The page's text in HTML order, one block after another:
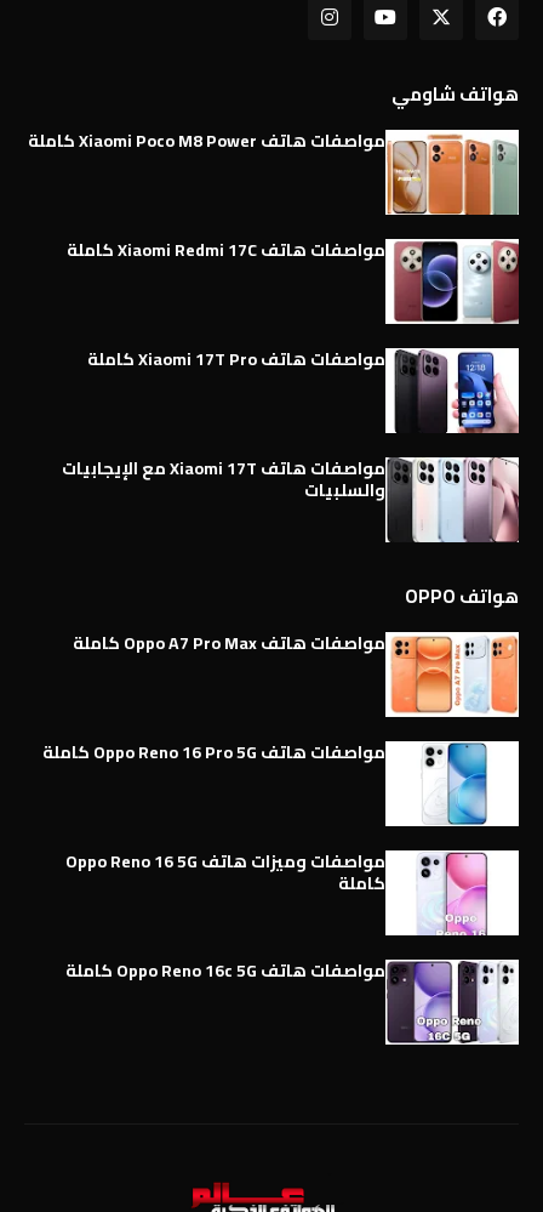
هواتف شاومي
مواصفات هاتف Xiaomi Poco M8 Power كاملة
مواصفات هاتف Xiaomi Redmi 17C كاملة
مواصفات هاتف Xiaomi 17T Pro كاملة
مواصفات هاتف Xiaomi 17T مع الإيجابيات
والسلبيات
هواتف OPPO
مواصفات هاتف Oppo A7 Pro Max كاملة
مواصفات هاتف Oppo Reno 16 Pro 5G كاملة
مواصفات وميزات هاتف Oppo Reno 16 5G
كاملة
مواصفات هاتف Oppo Reno 16c 5G كاملة